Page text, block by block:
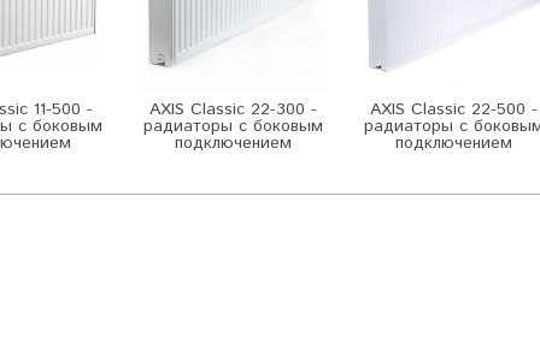
11-500 -
с боковым
AXIS Classic 22-300 -
радиаторы с боковым
подключением
AXIS Classic 22-500 -
радиаторы с
подключением